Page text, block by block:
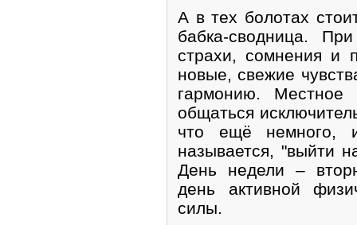
А в тех болотах
бабка-сводница.
страхи, сомнения и
новые, свежие
гармонию. Местное
общаться
что ещё немного,
называется, "выйти
День недели –
день активной
силы.